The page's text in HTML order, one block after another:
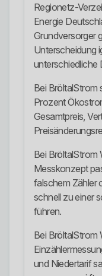
Regionetz-
Energie
Grundversorger
Unterscheidung
unterschiedliche
Bei BröltalStrom
Prozent
Gesamtpreis,
Bei BröltalStrom
Messkonzept
falschem Zähler
schnell zu einer
führen.
Bei BröltalStrom
und Niedertarif